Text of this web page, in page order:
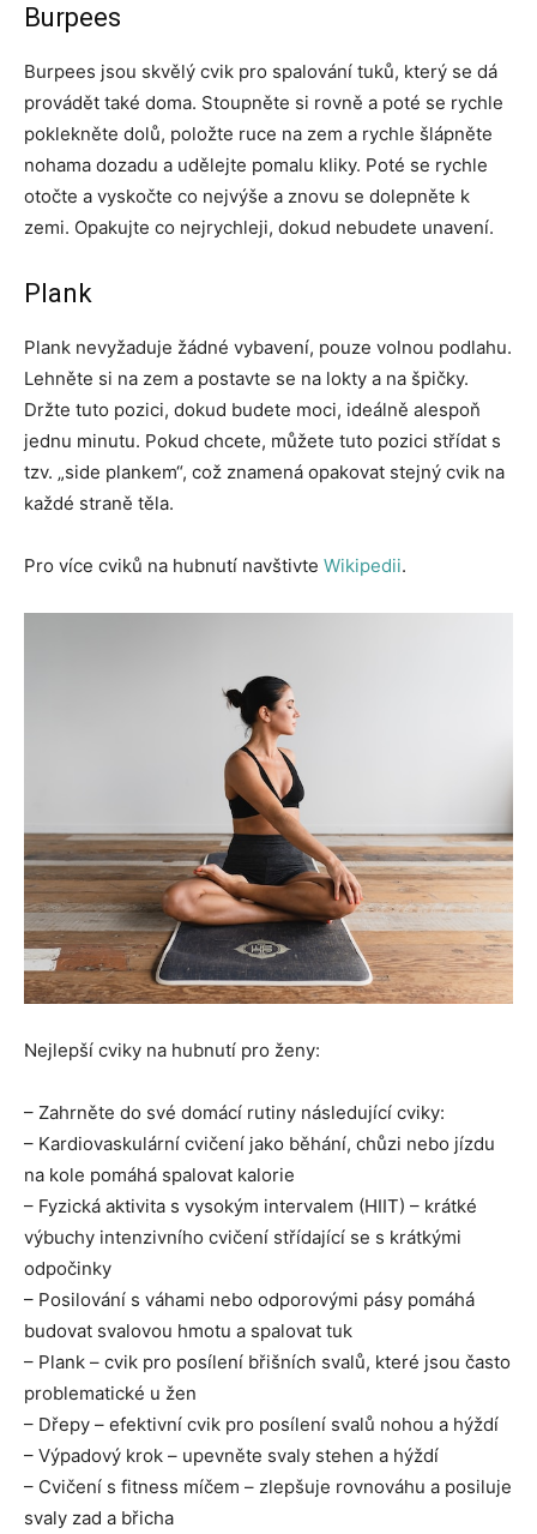
Burpees
Burpees jsou skvělý cvik pro spalování tuků, který se dá
provádět také doma. Stoupněte si rovně a poté se rychle
poklekněte dolů, položte ruce na zem a rychle šlápněte
nohama dozadu a udělejte pomalu kliky. Poté se rychle
otočte a vyskočte co nejvýše a znovu se dolepněte k
zemi. Opakujte co nejrychleji, dokud nebudete unavení.
Plank
Plank nevyžaduje žádné vybavení, pouze volnou podlahu.
Lehněte si na zem a postavte se na lokty a na špičky.
Držte tuto pozici, dokud budete moci, ideálně alespoň
jednu minutu. Pokud chcete, můžete tuto pozici střídat s
tzv. „side plankem“, což znamená opakovat stejný cvik na
každé straně těla.
Pro více cviků na hubnutí navštivte Wikipedii.
Nejlepší cviky na hubnutí pro ženy:
– Zahrněte do své domácí rutiny následující cviky:
– Kardiovaskulární cvičení jako běhání, chůzi nebo jízdu
na kole pomáhá spalovat kalorie
– Fyzická aktivita s vysokým intervalem (HIIT) – krátké
výbuchy intenzivního cvičení střídající se s krátkými
odpočinky
– Posilování s váhami nebo odporovými pásy pomáhá
budovat svalovou hmotu a spalovat tuk
– Plank – cvik pro posílení břišních svalů, které jsou často
problematické u žen
– Dřepy – efektivní cvik pro posílení svalů nohou a hýždí
– Výpadový krok – upevněte svaly stehen a hýždí
– Cvičení s fitness míčem – zlepšuje rovnováhu a posiluje
svaly zad a břicha